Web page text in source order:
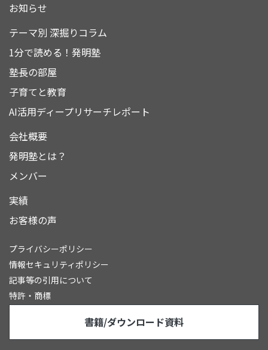
お知らせ
テーマ別 深掘りコラム
1分で読める！発明塾
塾長の部屋
子育てと教育
AI活用ディープリサーチレポート
会社概要
発明塾とは？
メンバー
実績
お客様の声
プライバシーポリシー
情報セキュリティポリシー
記事等の引用について
特許・商標
書籍/ダウンロード資料